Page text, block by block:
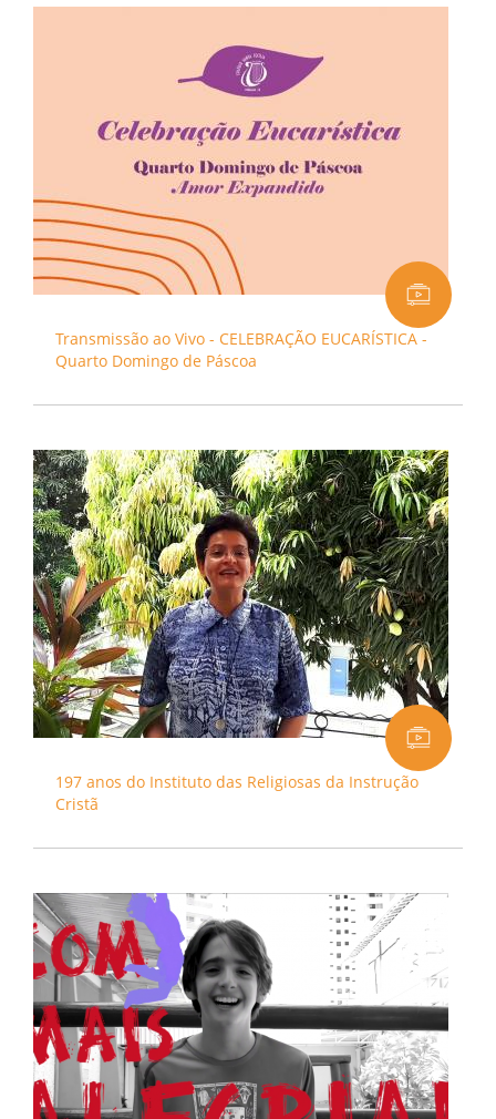
Transmissão ao Vivo - CELEBRAÇÃO EUCARÍSTICA -
Quarto Domingo de Páscoa
197 anos do Instituto das Religiosas da Instrução
Cristã